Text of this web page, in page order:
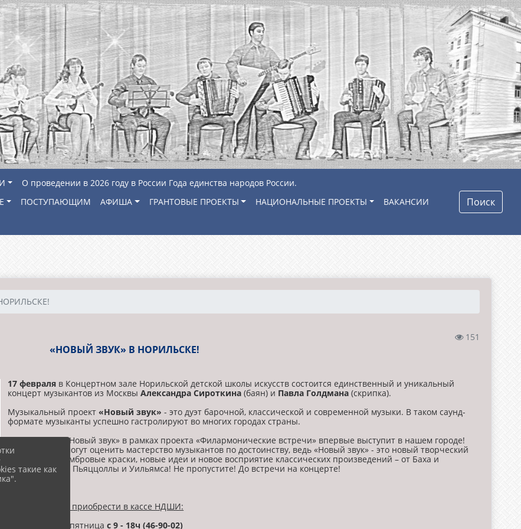
О проведении в 2026 году в России Года единства народов России.
ПОСТУПАЮЩИМ АФИША ГРАНТОВЫЕ ПРОЕКТЫ НАЦИОНАЛЬНЫЕ ПРОЕКТЫ
ВАКАНСИИ
Поиск
151
«НОВЫЙ ЗВУК» В НОРИЛЬСКЕ!
17 февраля в Концертном зале Норильской детской школы искусств состоится единственный и уникальный
концерт музыкантов из Москвы Александра Сироткина (баян) и Павла Голдмана (скрипка).
Музыкальный проект «Новый звук» - это дуэт барочной, классической и современной музыки. В таком саунд-
формате музыканты успешно гастролируют во многих городах страны.
Совсем скоро «Новый звук» в рамках проекта «Филармонические встречи» впервые выступит в нашем городе!
Норильчане смогут оценить мастерство музыкантов по достоинству, ведь «Новый звук» - это новый творческий
союз, новые тембровые краски, новые идеи и новое восприятие классических произведений – от Баха и
Чайковского до Пьяццоллы и Уильямса! Не пропустите! До встречи на концерте!
можно приобрести в кассе НДШИ:
Понедельник - пятница с 9 - 18ч (46-90-02)
такие как